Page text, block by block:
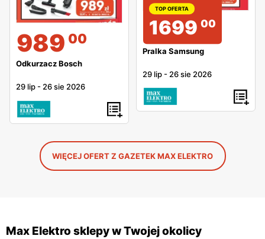
989 00
Odkurzacz Bosch
29 lip - 26 sie 2026
TOP OFERTA
1699 00
Pralka Samsung
29 lip - 26 sie 2026
WIĘCEJ OFERT Z GAZETEK MAX ELEKTRO
Max Elektro sklepy w Twojej okolicy